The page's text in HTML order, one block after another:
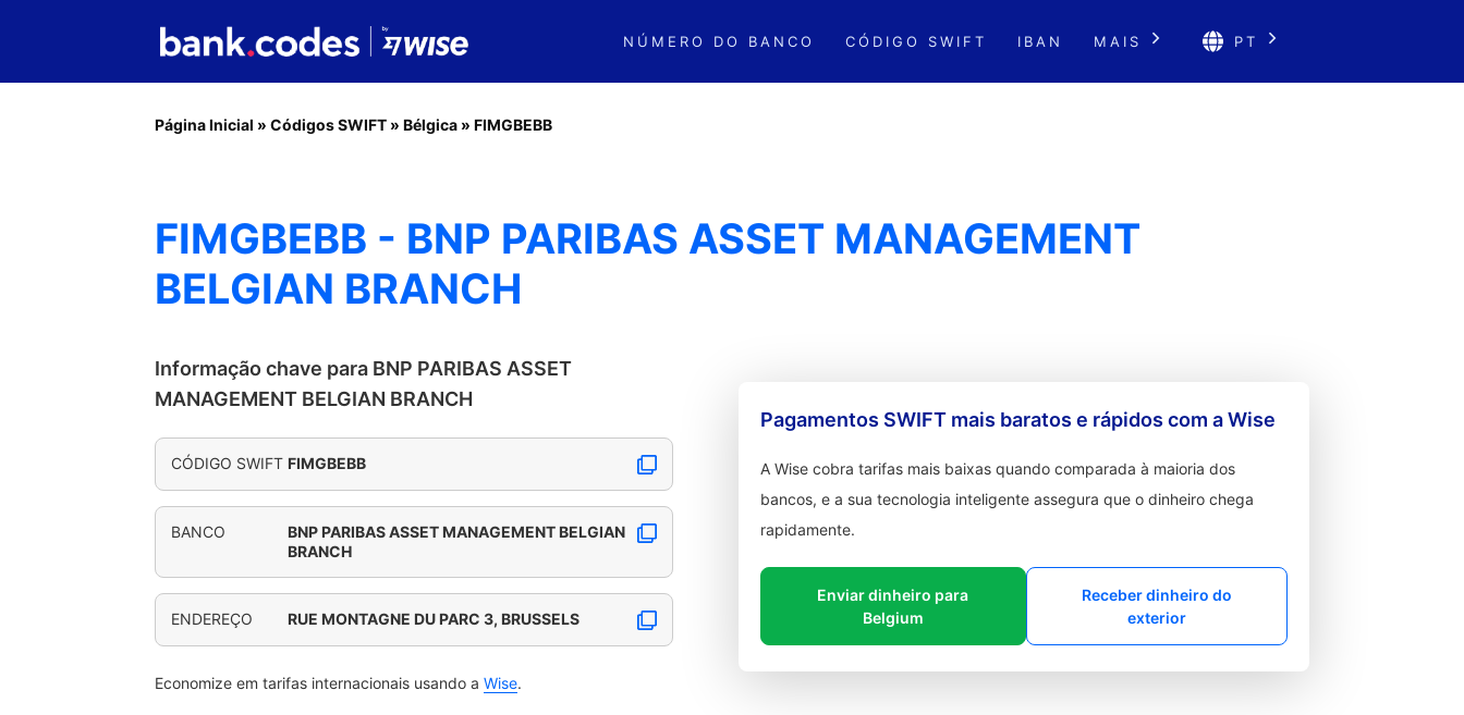
NÚMERO DO BANCO CÓDIGO SWIFT IBAN MAIS PT
Página Inicial » Códigos SWIFT » Bélgica » FIMGBEBB
FIMGBEBB - BNP PARIBAS ASSET MANAGEMENT
BELGIAN BRANCH
Informação chave para BNP PARIBAS ASSET
MANAGEMENT BELGIAN BRANCH
CÓDIGO SWIFT FIMGBEBB
BANCO
BNP PARIBAS ASSET MANAGEMENT BELGIAN
BRANCH
ENDEREÇO RUE MONTAGNE DU PARC 3, BRUSSELS
Economize em tarifas internacionais usando a Wise.
Pagamentos SWIFT mais baratos e rápidos com a Wise
A Wise cobra tarifas mais baixas quando comparada à maioria dos
bancos, e a sua tecnologia inteligente assegura que o dinheiro chega
rapidamente.
Enviar dinheiro para
Belgium
Receber dinheiro do
exterior